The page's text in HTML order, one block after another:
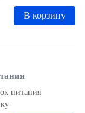
В корзину
питания